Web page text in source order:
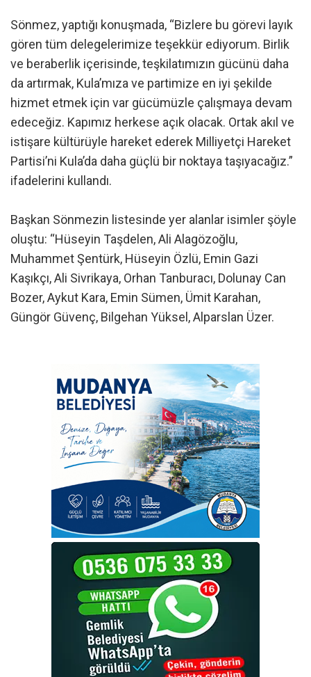
Sönmez, yaptığı konuşmada, “Bizlere bu görevi layık
gören tüm delegelerimize teşekkür ediyorum. Birlik
ve beraberlik içerisinde, teşkilatımızın gücünü daha
da artırmak, Kula’mıza ve partimize en iyi şekilde
hizmet etmek için var gücümüzle çalışmaya devam
edeceğiz. Kapımız herkese açık olacak. Ortak akıl ve
istişare kültürüyle hareket ederek Milliyetçi Hareket
Partisi’ni Kula’da daha güçlü bir noktaya taşıyacağız.”
ifadelerini kullandı.
Başkan Sönmezin listesinde yer alanlar isimler şöyle
oluştu: “Hüseyin Taşdelen, Ali Alagözoğlu,
Muhammet Şentürk, Hüseyin Özlü, Emin Gazi
Kaşıkçı, Ali Sivrikaya, Orhan Tanburacı, Dolunay Can
Bozer, Aykut Kara, Emin Sümen, Ümit Karahan,
Güngör Güvenç, Bilgehan Yüksel, Alparslan Üzer.